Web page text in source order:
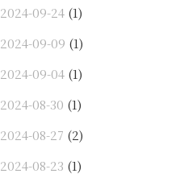
2024-09-24 (1)
2024-09-09 (1)
2024-09-04 (1)
2024-08-30 (1)
2024-08-27 (2)
2024-08-23 (1)